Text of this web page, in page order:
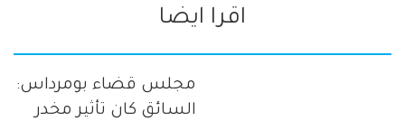
اقرا ايضا
مجلس قضاء بومرداس:
السائق كان تأثير مخدر